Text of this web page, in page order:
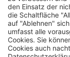
Waskönig+Walter
Kabel-Werk
Ostermoorstraße
26683 Saterland